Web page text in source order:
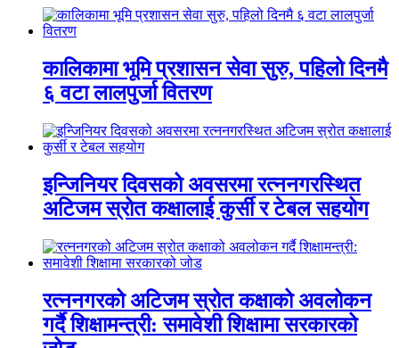
कालिकामा भूमि प्रशासन सेवा सुरु, पहिलो दिनमै
६ वटा लालपुर्जा वितरण
इन्जिनियर दिवसको अवसरमा रत्ननगरस्थित
अटिजम स्रोत कक्षालाई कुर्सी र टेबल सहयोग
रत्ननगरको अटिजम स्रोत कक्षाको अवलोकन
गर्दै शिक्षामन्त्री: समावेशी शिक्षामा सरकारको